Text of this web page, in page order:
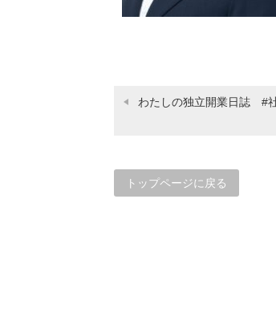
わたしの独立開業日誌 #
トップページに戻る